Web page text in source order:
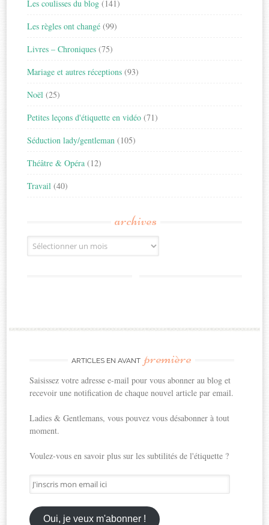
Les coulisses du blog (141)
Les règles ont changé (99)
Livres – Chroniques (75)
Mariage et autres réceptions (93)
Noël (25)
Petites leçons d'étiquette en vidéo (71)
Séduction lady/gentleman (105)
Théâtre & Opéra (12)
Travail (40)
archives
Archives
ARTICLES EN AVANT première
Saisissez votre adresse e-mail pour vous abonner au blog et
recevoir une notification de chaque nouvel article par email.
Ladies & Gentlemans, vous pouvez vous désabonner à tout
moment.
Voulez-vous en savoir plus sur les subtilités de l'étiquette ?
J'inscris
mon
email
ici
Oui, je veux m'abonner !